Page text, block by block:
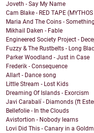
Joveth - Say My Name
Cam Blake - RED TAPE
Maria And The Coins -
Mikhail Daken - Fable
Engineered Society Project -
Fuzzy & The Rustbelts - Long
Parker Woodland - Just in Case
Frederik - Consequence
Allart - Dance song
Little Stream - Lost Kids
Dreaming Of Islands - Exorcism
Javi Carabalí - Diamonds (ft
Bellefolie - In the Clouds
Avistortion - Nobody learns
Lovi Did This - Canary in a